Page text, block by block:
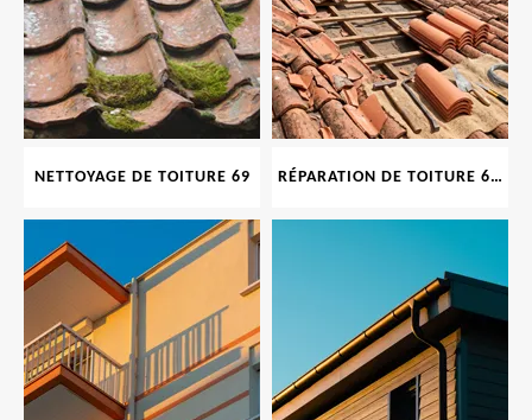
NETTOYAGE DE TOITURE 69 RÉPARATION DE TOITURE 69 RHONE, TUILES CASSÉES OU ABIMÉES